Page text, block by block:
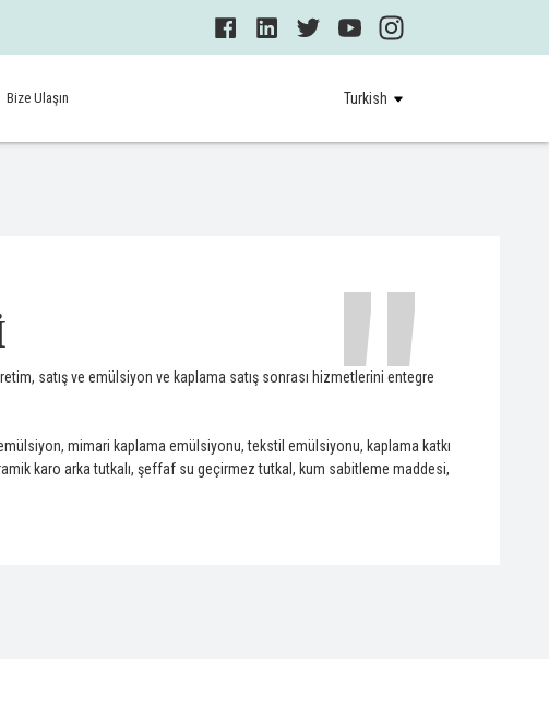
Bize Ulaşın Turkish
"
satış ve emülsiyon ve kaplama satış sonrası hizmetlerini entegre
mimari kaplama emülsiyonu, tekstil emülsiyonu, kaplama katkı
karo arka tutkalı, şeffaf su geçirmez tutkal, kum sabitleme maddesi,